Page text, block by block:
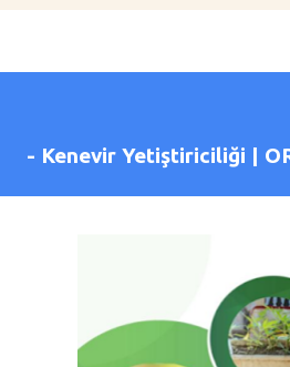
- Kenevir Yetiştiriciliği |